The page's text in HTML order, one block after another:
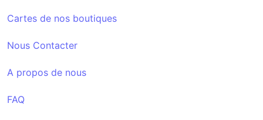
Cartes de nos boutiques
Nous Contacter
A propos de nous
FAQ